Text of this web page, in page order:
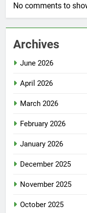
No comments to
Archives
June 2026
April 2026
March 2026
February 2026
January 2026
December 2025
November 2025
October 2025